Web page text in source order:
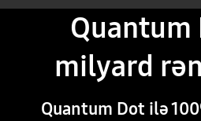
Quantum
milyard
Quantum Dot ilə